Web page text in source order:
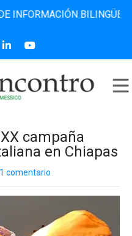
BILINGÜE QUE
campaña
en Chiapas
1 comentario